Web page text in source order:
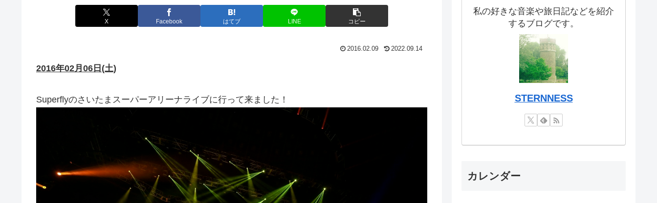
X Facebook はてブ LINE コピー
2016.02.09 2022.09.14
2016年02月06日(土)
Superflyのさいたまスーパーアリーナライブに行って来ました！
私の好きな音楽や旅日記などを紹介
するブログです。
STERNNESS
カレンダー